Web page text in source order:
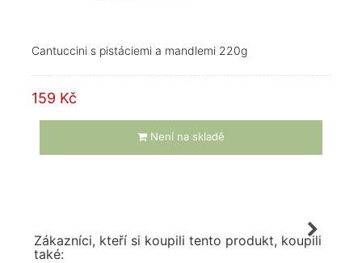
Cantuccini s pistáciemi a mandlemi 220g
159 Kč
Není na skladě
Zákazníci, kteří si koupili tento produkt, koupili
také: